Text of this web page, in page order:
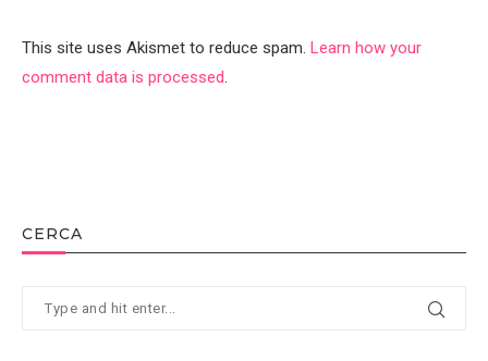
This site uses Akismet to reduce spam. Learn how your
comment data is processed.
CERCA